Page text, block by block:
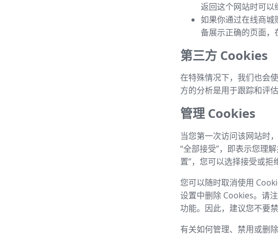
返回这个网站时可以
如果你通过在线商
备展示正确的页面，
第三方 Cookies
在特殊情况下，我们也会
方的分析是用于跟踪和评
管理 Cookies
当您第一次访问该网站时
“全部接受”，即表示您理
置”，您可以选择接受或拒
您可以随时取消使用
设置中删除 Cookies。请
功能。因此，建议您不要
有关如何管理、禁用或删